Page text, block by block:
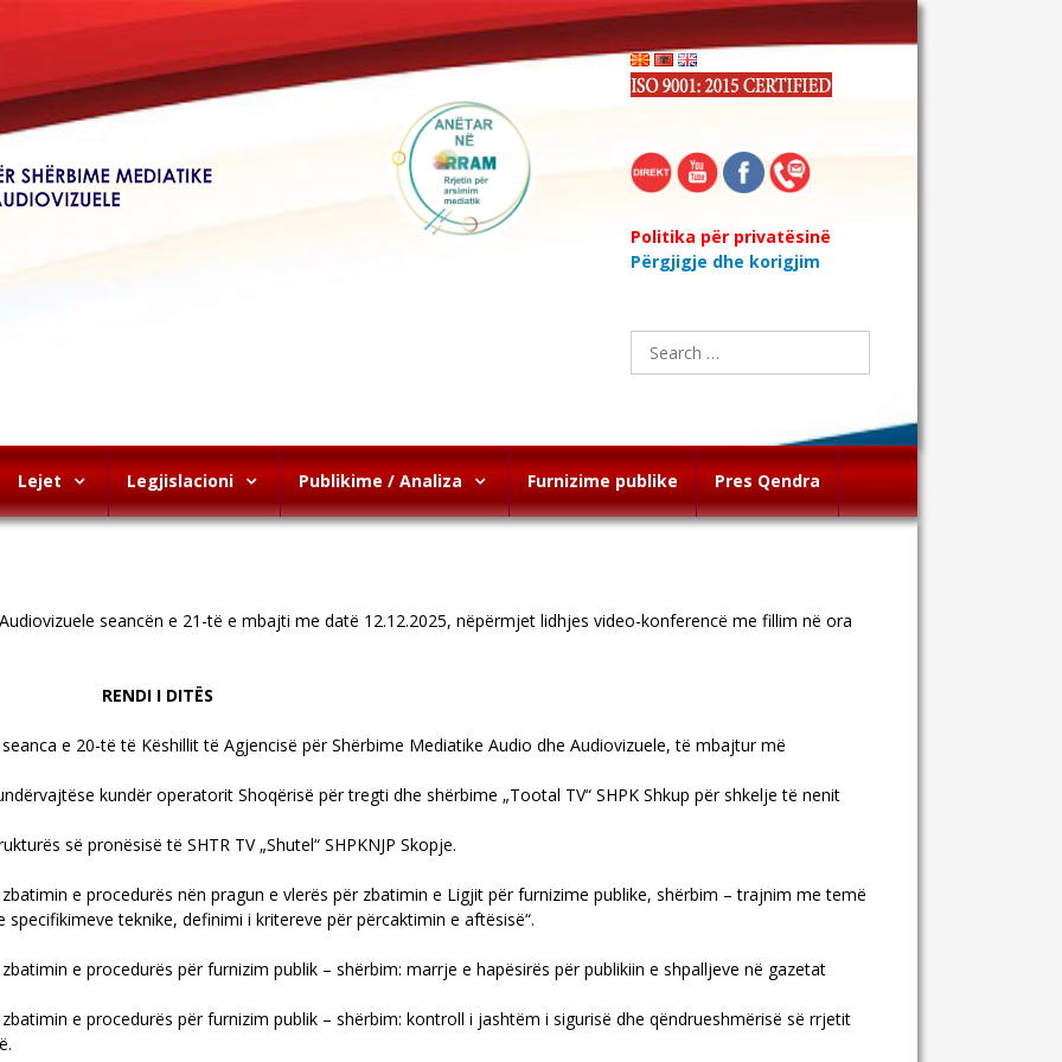
Politika për privatësinë
Përgjigje dhe korigjim
Search
for:
Lejet Legjislacioni Publikime / Analiza Furnizime publike Pres Qendra
seancën e 21-të e mbajti me datë 12.12.2025, nëpërmjet lidhjes video-konferencë me fillim në ora
e 20-të të Këshillit të Agjencisë për Shërbime Mediatike Audio dhe Audiovizuele, të mbajtur më
kundër operatorit Shoqërisë për tregti dhe shërbime „Тоotal TV“ SHPK Shkup për shkelje të nenit
së pronësisë të SHTR TV „Shutel“ SHPKNJP Skopje.
e procedurës nën pragun e vlerës për zbatimin e Ligjit për furnizime publike, shërbim – trajnim me temë
teknike, definimi i kritereve për përcaktimin e aftësisë“.
e procedurës për furnizim publik – shërbim: marrje e hapësirës për publikiin e shpalljeve në gazetat
e procedurës për furnizim publik – shërbim: kontroll i jashtëm i sigurisë dhe qëndrueshmërisë së rrjetit